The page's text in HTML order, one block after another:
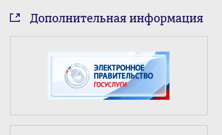
Дополнительная информация